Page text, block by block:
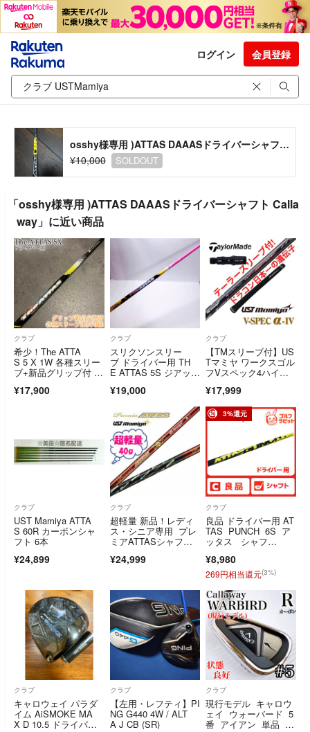
ログイン 会員登録
osshy様専用 )ATTAS DAAASドライバーシャフト Callaway
¥10,000
SOLDOUT
「osshy様専用 )ATTAS DAAASドライバーシャフト Calla
way」に近い商品
クラブ
希少！The ATTA
S 5 X 1W 各種スリー
ブ+新品グリップ付 1
¥17,900
クラブ
スリクソンスリー
ブ ドライバー用 TH
E ATTAS 5S ジアッタ
¥19,000
クラブ
【TMスリーブ付】US
Tマミヤ ワークスゴル
フVスペック4ハイグ
¥17,999
クラブ
UST Mamiya ATTA
S 60R カーボンシャ
フト 6本
¥24,899
クラブ
超軽量 新品！レディ
ス・シニア専用 プレ
ミアATTASシャフ
¥24,999
3%還元
クラブ
良品 ドライバー用 AT
TAS PUNCH 6S ア
ッタス シャフ
リーブ USTマミヤ
¥8,980
269円相当還元(3%)
クラブ
キャロウェイ パラダ
イム AiSMOKE MA
X D 10.5 ドライバー
クラブ
【左用・レフティ】PI
NG G440 4W / ALT
A J CB (SR)
クラブ
現行モデル キャロウ
ェイ ウォーバード 5
番 アイアン 単品 純